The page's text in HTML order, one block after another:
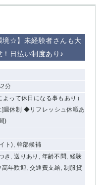
境☆】未経験者さんも大
日払い制度あり♪
2分
って休日になる事もあり）
]週休制 ◆リフレッシュ休暇あ
)
ト), 幹部候補
き, 送りあり, 年齢不問, 経験
年歓迎, 交通費支給, 制服貸
桜木町
ラーザ